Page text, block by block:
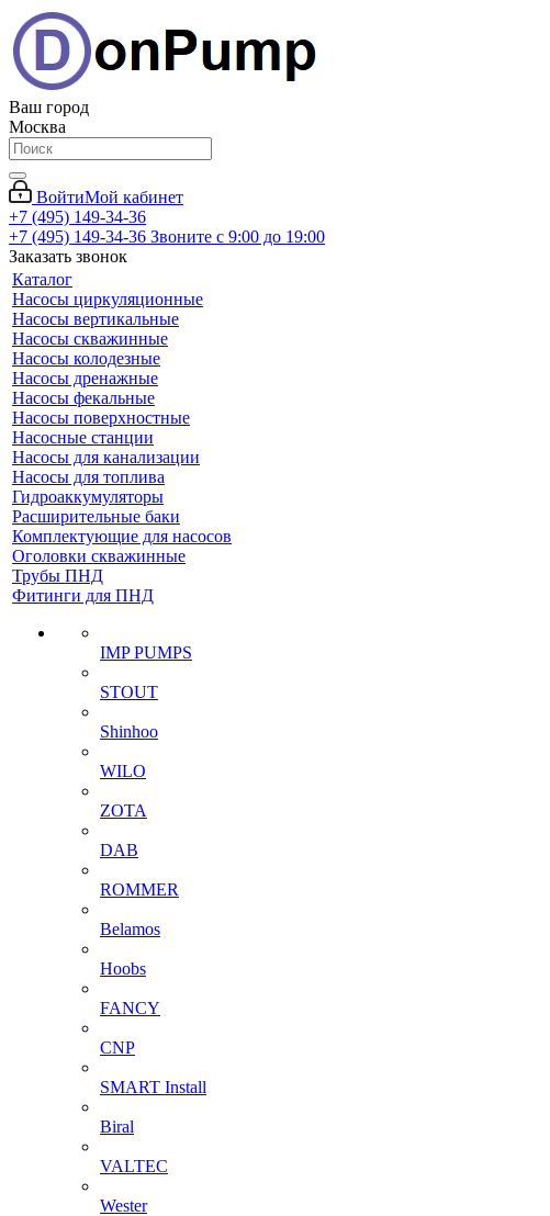
Ваш город
Москва
ВойтиМой кабинет
+7 (495) 149-34-36
+7 (495) 149-34-36 Звоните с 9:00 до 19:00
Заказать звонок
Каталог
Насосы циркуляционные
Насосы вертикальные
Насосы скважинные
Насосы колодезные
Насосы дренажные
Насосы фекальные
Насосы поверхностные
Насосные станции
Насосы для канализации
Насосы для топлива
Гидроаккумуляторы
Расширительные баки
Комплектующие для насосов
Оголовки скважинные
Трубы ПНД
Фитинги для ПНД
IMP PUMPS
STOUT
Shinhoo
WILO
ZOTA
DAB
ROMMER
Belamos
Hoobs
FANCY
CNP
SMART Install
Biral
VALTEC
Wester